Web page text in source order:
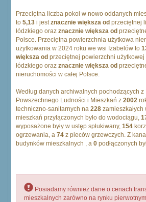
Przeciętna liczba pokoi w nowo oddanych
to 5,13 i jestznacznie większa od przeciętnej
łódzkiego oraz znacznie większa od
Polsce. Przeciętna powierzchnia użytkowa
użytkowania w 2024 roku we wsi Izabelów to
większa od przeciętnej powierzchni
łódzkiego oraz znacznie większa od
nieruchomości w całej Polsce.
Według danych archiwalnych pochodzących
Powszechnego Ludności i Mieszkań z 2002
techniczno-sanitarnych na 228
mieszkań przyłączonych było do wodociągu,
wyposażone były w ustęp spłukiwany, 154
ogrzewania, a 74 z pieców grzewczych. Z
budynków mieszkalnych , a 0 podłączonych
Posiadamy również dane o cenach
mieszkalnych zarówno na rynku